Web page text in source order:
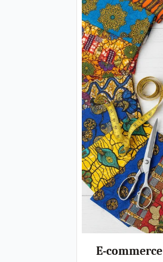
E-commerce